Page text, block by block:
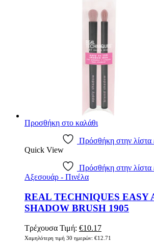
Προσθήκη στο καλάθι
Πρόσθήκη στην λίστα
Quick View
Πρόσθήκη στην λίστα
Αξεσουάρ - Πινέλα
REAL TECHNIQUES EASY
SHADOW BRUSH 1905
Τρέχουσα Τιμή: Original
price
€10.17Η
τρέχουσα
Χαμηλότερη τιμή 30 ημερών: €12.71